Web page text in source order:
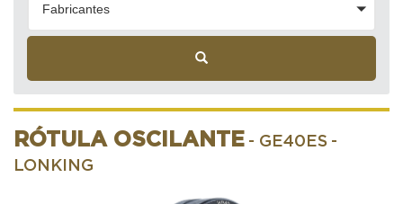
Fabricantes
RÓTULA OSCILANTE - GE40ES -
LONKING